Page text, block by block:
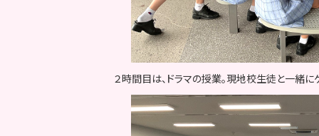
２時間目は、ドラマの授業。現地校生徒と一緒